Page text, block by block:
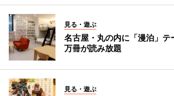
見る・遊ぶ
名古屋・丸の内に「漫泊」
万冊が読み放題
見る・遊ぶ